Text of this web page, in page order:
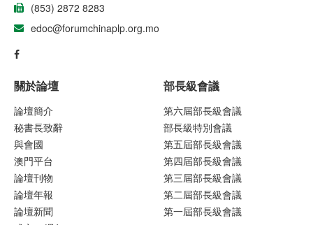
(853) 2872 8283
edoc@forumchinaplp.org.mo
關於論壇
論壇簡介
秘書長致辭
與會國
澳門平台
論壇刊物
論壇年報
論壇新聞
部長級會議
第六屆部長級會議
部長級特別會議
第五屆部長級會議
第四屆部長級會議
第三屆部長級會議
第二屆部長級會議
第一屆部長級會議